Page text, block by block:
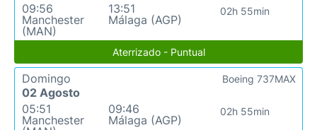
09:56
Manchester
(MAN)
13:51
Málaga (AGP)
02h 55min
Aterrizado - Puntual
Domingo
02 Agosto
05:51
Manchester
09:46
Málaga (AGP)
02h 55min
Boeing 737MAX